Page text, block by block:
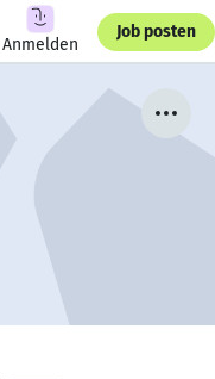
Anmelden
Job posten